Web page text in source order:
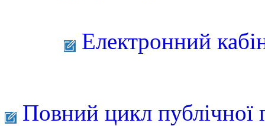
Електронний
Повний цикл публічної